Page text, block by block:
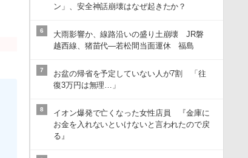
ン」、安全神話崩壊はなぜ起きたか？
6
大雨影響か、線路沿いの盛り土崩壊 JR磐
越西線、猪苗代―若松間当面運休 福島
7
お盆の帰省を予定していない人が7割 「往
復3万円は無理…」
8
イオン爆発で亡くなった女性店員 『金庫に
お金を入れないといけないと言われたので戻
る』